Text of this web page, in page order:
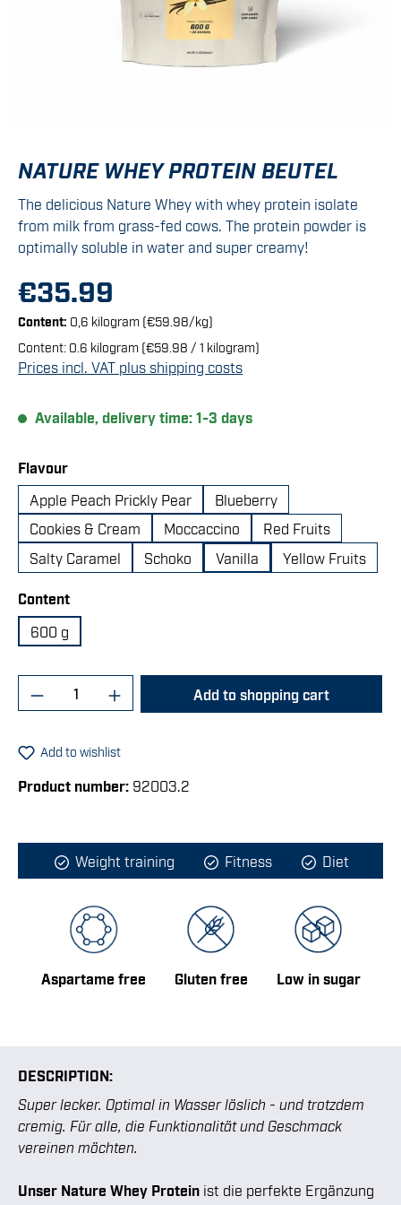
NATURE WHEY PROTEIN BEUTEL
The delicious Nature Whey with whey protein isolate
from milk from grass-fed cows. The protein powder is
optimally soluble in water and super creamy!
€35.99
Content: 0,6 kilogram (€59.98/kg)
Content: 0.6 kilogram (€59.98 / 1 kilogram)
Prices incl. VAT plus shipping costs
Available, delivery time: 1-3 days
Select
Flavour
Apple Peach Prickly Pear
Blueberry
Cookies & Cream
Moccaccino
Red Fruits
Salty Caramel
Schoko Vanilla Yellow Fruits
Select
Content
600 g
Product Quantity: Enter the desired
Add to shopping cart
Add to wishlist
Product number: 92003.2
Weight training Fitness Diet
Aspartame free Gluten free Low in sugar
DESCRIPTION:
Super lecker. Optimal in Wasser löslich - und trotzdem
cremig. Für alle, die Funktionalität und Geschmack
vereinen möchten.
Unser Nature Whey Protein ist die perfekte Ergänzung